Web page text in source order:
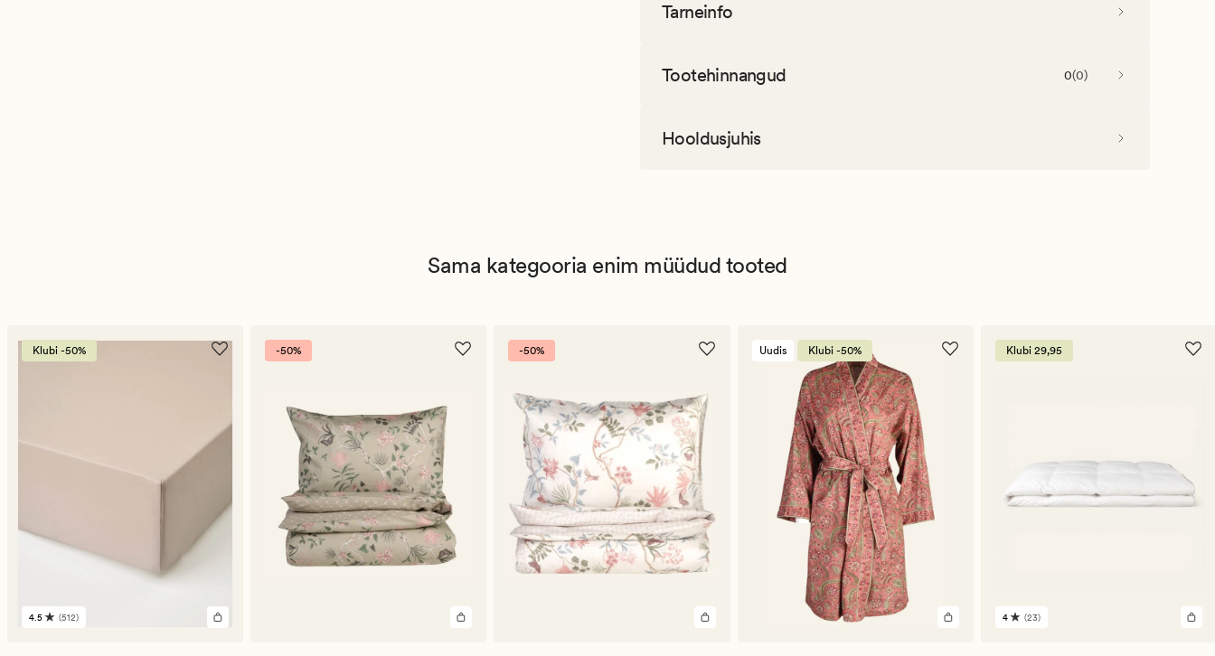
Tarneinfo
Tootehinnangud 0(0)
Hooldusjuhis
Sama kategooria enim müüdud tooted
Klubi -50%
512
4.5 (512)
-50% -50% Uudis Klubi -50% Klubi 29,95
23
4 (23)